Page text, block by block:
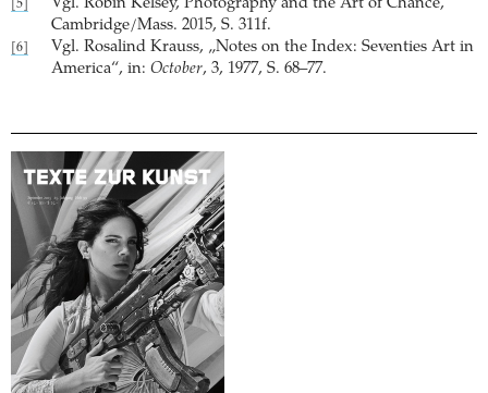
[5]
Vgl. Robin Kelsey, Photography and the Art of Chance,
Cambridge/Mass. 2015, S. 311f.
[6]
Vgl. Rosalind Krauss, „Notes on the Index: Seventies Art in
America“, in: October, 3, 1977, S. 68–77.